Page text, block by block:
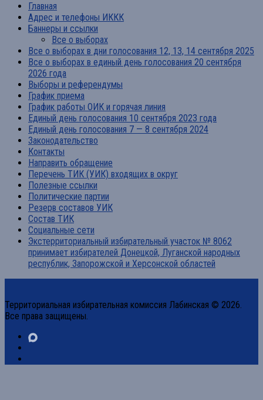
Главная
Адрес и телефоны ИККК
Баннеры и ссылки
Все о выборах
Все о выборах в дни голосования 12, 13, 14 сентября 2025
Все о выборах в единый день голосования 20 сентября
2026 года
Выборы и референдумы
График приема
График работы ОИК и горячая линия
Единый день голосования 10 сентября 2023 года
Единый день голосования 7 — 8 сентября 2024
Законодательство
Контакты
Направить обращение
Перечень ТИК (УИК) входящих в округ
Полезные ссылки
Политические партии
Резерв составов УИК
Состав ТИК
Социальные сети
Экстерриториальный избирательный участок № 8062
принимает избирателей Донецкой, Луганской народных
республик, Запорожской и Херсонской областей
Территориальная избирательная комиссия Лабинская © 2026.
Все права защищены.